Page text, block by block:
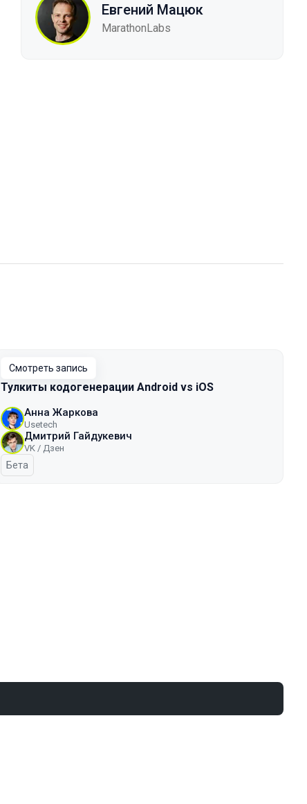
Евгений Мацюк
MarathonLabs
Смотреть запись
Тулкиты кодогенерации Android vs iOS
Анна Жаркова
Usetech
Дмитрий Гайдукевич
VK / Дзен
Бета